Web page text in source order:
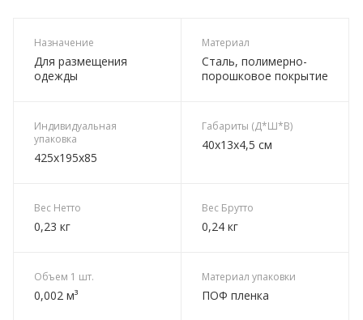
Назначение
Для размещения
одежды
Материал
Сталь, полимерно-
порошковое покрытие
Индивидуальная
упаковка
425х195х85
Габариты (Д*Ш*В)
40х13х4,5 см
Вес Нетто
0,23 кг
Вес Брутто
0,24 кг
Объем 1 шт.
0,002 м³
Материал упаковки
ПОФ пленка